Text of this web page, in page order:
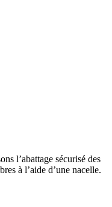
l’abattage sécurisé des
à l’aide d’une nacelle.